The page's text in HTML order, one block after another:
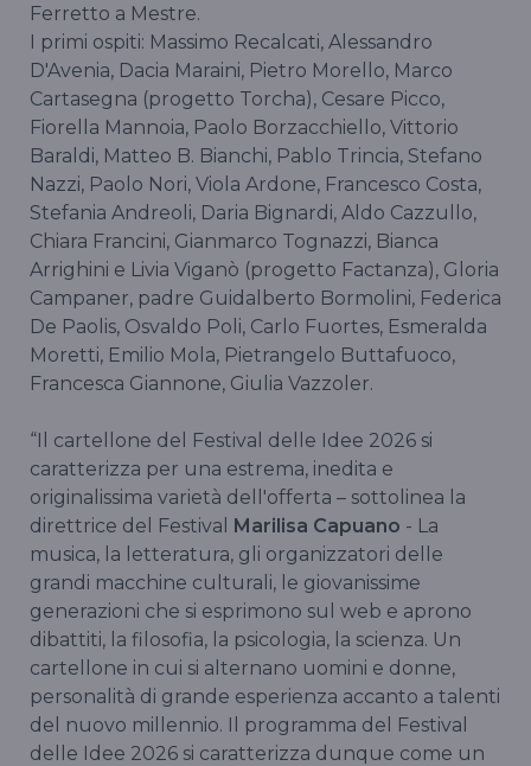
Ferretto a Mestre.
I primi ospiti: Massimo Recalcati, Alessandro
D'Avenia, Dacia Maraini, Pietro Morello, Marco
Cartasegna (progetto Torcha), Cesare Picco,
Fiorella Mannoia, Paolo Borzacchiello, Vittorio
Baraldi, Matteo B. Bianchi, Pablo Trincia, Stefano
Nazzi, Paolo Nori, Viola Ardone, Francesco Costa,
Stefania Andreoli, Daria Bignardi, Aldo Cazzullo,
Chiara Francini, Gianmarco Tognazzi, Bianca
Arrighini e Livia Viganò (progetto Factanza), Gloria
Campaner, padre Guidalberto Bormolini, Federica
De Paolis, Osvaldo Poli, Carlo Fuortes, Esmeralda
Moretti, Emilio Mola, Pietrangelo Buttafuoco,
Francesca Giannone, Giulia Vazzoler.
“Il cartellone del Festival delle Idee 2026 si
caratterizza per una estrema, inedita e
originalissima varietà dell'offerta – sottolinea la
direttrice del Festival Marilisa Capuano - La
musica, la letteratura, gli organizzatori delle
grandi macchine culturali, le giovanissime
generazioni che si esprimono sul web e aprono
dibattiti, la filosofia, la psicologia, la scienza. Un
cartellone in cui si alternano uomini e donne,
personalità di grande esperienza accanto a talenti
del nuovo millennio. Il programma del Festival
delle Idee 2026 si caratterizza dunque come un